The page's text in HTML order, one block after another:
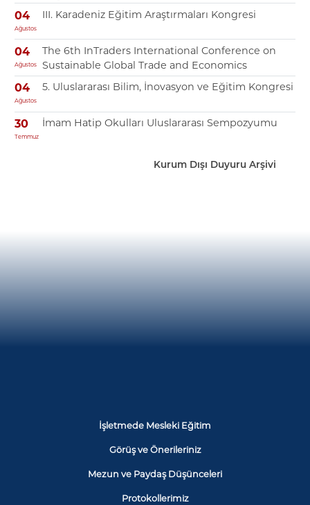
04
Ağustos
III. Karadeniz Eğitim Araştırmaları Kongresi
04
Ağustos
The 6th InTraders International Conference on
Sustainable Global Trade and Economics
04
Ağustos
5. Uluslararası Bilim, İnovasyon ve Eğitim Kongresi
30
Temmuz
İmam Hatip Okulları Uluslararası Sempozyumu
Kurum Dışı Duyuru Arşivi
İşletmede Mesleki Eğitim
Görüş ve Önerileriniz
Mezun ve Paydaş Düşünceleri
Protokollerimiz